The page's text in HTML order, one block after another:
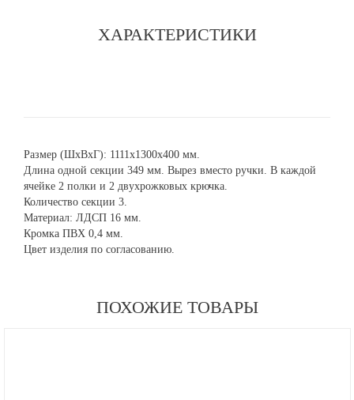
ХАРАКТЕРИСТИКИ
Размер (ШхВхГ): 1111х1300х400 мм.
Длина одной секции 349 мм. Вырез вместо ручки. В каждой
ячейке 2 полки и 2 двухрожковых крючка.
Количество секции 3.
Материал: ЛДСП 16 мм.
Кромка ПВХ 0,4 мм.
Цвет изделия по согласованию.
ПОХОЖИЕ ТОВАРЫ